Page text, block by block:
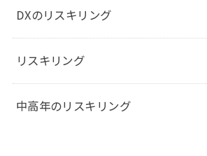
DXのリスキリング
リスキリング
中高年のリスキリング